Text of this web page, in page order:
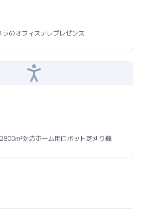
のオフィステレプレゼンス
対応ホーム用ロボット芝刈り機